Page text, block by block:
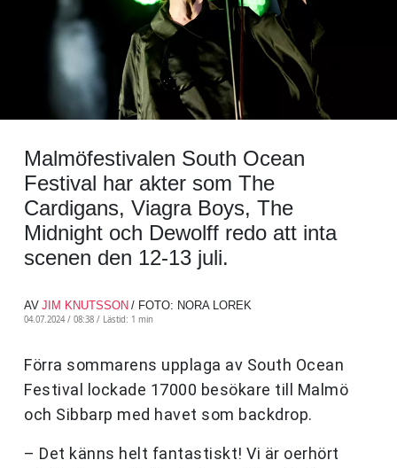
Malmöfestivalen South Ocean
Festival har akter som The
Cardigans, Viagra Boys, The
Midnight och Dewolff redo att inta
scenen den 12-13 juli.
AV JIM KNUTSSON / FOTO: NORA LOREK
04.07.2024 / 08:38 / Lästid: 1 min
Förra sommarens upplaga av South Ocean
Festival lockade 17000 besökare till Malmö
och Sibbarp med havet som backdrop.
– Det känns helt fantastiskt! Vi är oerhört